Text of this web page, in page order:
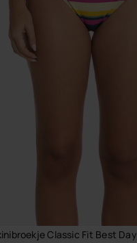
Classic Fit Best Day